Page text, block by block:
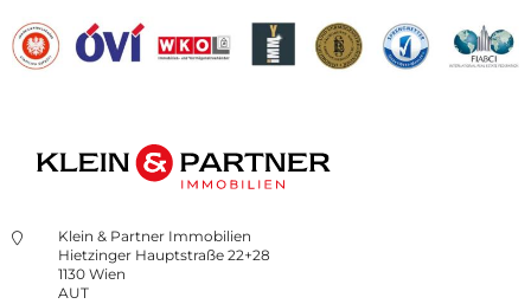
Klein & Partner Immobilien
Hietzinger Hauptstraße 22+28
1130 Wien
AUT